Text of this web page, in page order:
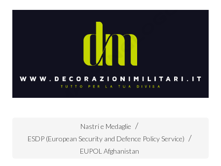
Nastri e Medaglie
ESDP (European Security and Defence Policy Service)
EUPOL Afghanistan